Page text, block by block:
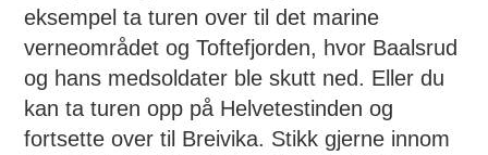
eksempel ta turen over til det marine
verneområdet og Toftefjorden, hvor Baalsrud
og hans medsoldater ble skutt ned. Eller du
kan ta turen opp på Helvetestinden og
fortsette over til Breivika. Stikk gjerne innom